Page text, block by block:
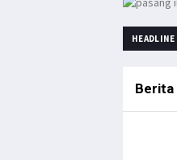
HEADLINE
Berita